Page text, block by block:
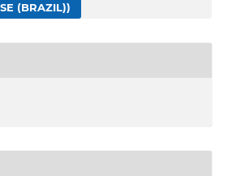
(BRAZIL))